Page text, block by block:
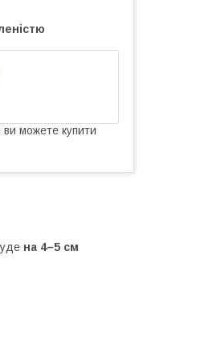
ви можете купити
на 4–5 см